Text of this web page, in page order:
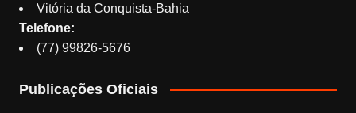
Vitória da Conquista-Bahia
Telefone:
(77) 99826-5676
Publicações Oficiais